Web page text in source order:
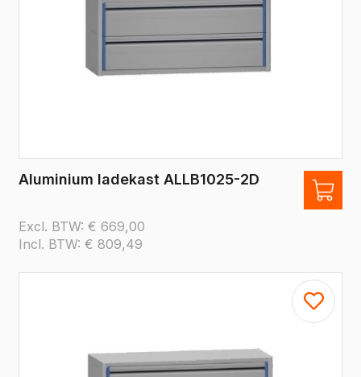
Aluminium ladekast ALLB1025-2D
Excl. BTW: € 669,00
Incl. BTW: € 809,49